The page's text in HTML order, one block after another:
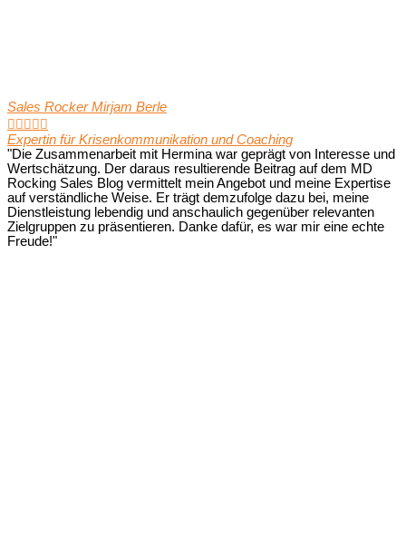
Sales Rocker Mirjam Berle
    
Expertin für Krisenkommunikation und Coaching
"Die Zusammenarbeit mit Hermina war geprägt von Interesse und
Wertschätzung. Der daraus resultierende Beitrag auf dem MD
Rocking Sales Blog vermittelt mein Angebot und meine Expertise
auf verständliche Weise. Er trägt demzufolge dazu bei, meine
Dienstleistung lebendig und anschaulich gegenüber relevanten
Zielgruppen zu präsentieren. Danke dafür, es war mir eine echte
Freude!"